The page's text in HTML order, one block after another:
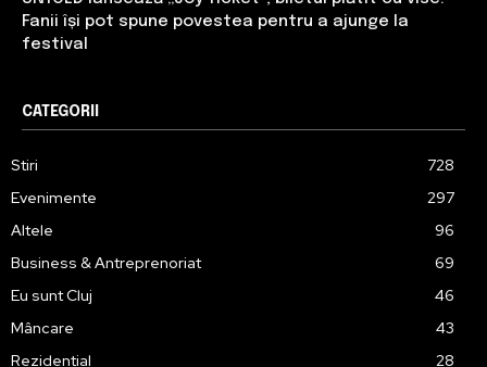
Fanii își pot spune povestea pentru a ajunge la
festival
CATEGORII
Stiri
728
Evenimente
297
Altele
96
Business & Antreprenoriat
69
Eu sunt Cluj
46
Mâncare
43
Rezidențial
28